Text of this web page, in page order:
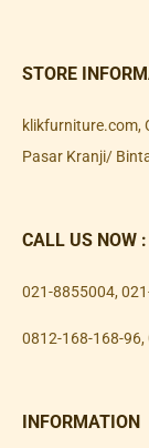
STORE
klikfurniture.com,
Pasar Kranji/
CALL US NOW :
021-8855004,
0812-168-168-96,
INFORMATION